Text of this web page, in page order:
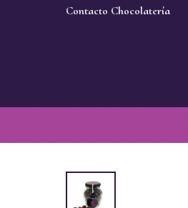
Contacto Chocolatería